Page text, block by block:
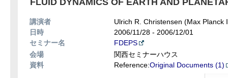
FLUID DYNAMICS OF EARTH AND
講演者
Ulrich R. Christensen (Max Planck
日時
2006/11/28 - 2006/12/01
セミナー名
FDEPS
会場
関西セミナーハウス
資料
Reference:Original Documents (1)